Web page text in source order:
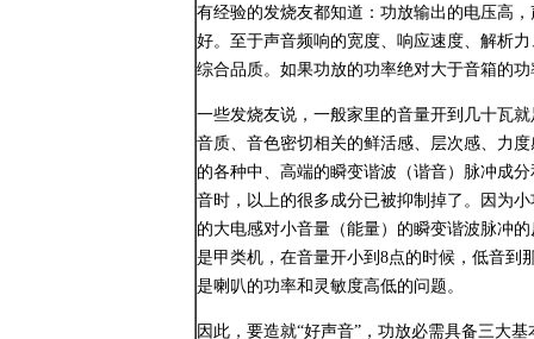
有经验的发烧友都知道：功放输出的电压高
好。至于声音频响的宽度、响应速度、解析
综合品质。如果功放的功率绝对大于音箱的
一些发烧友说，一般家里的音量开到几十瓦
音质、音色密切相关的鲜活感、层次感、力
的各种中、高端的瞬变谐波（谐音）脉冲成
音时，以上的很多成分已被抑制掉了。因为
的大电感对小音量（能量）的瞬变谐波脉冲
是甲类机，在音量开小到8点的时候，低音到
是喇叭的功率和灵敏度高低的问题。
因此，要造就“好声音”，功放必需具备三大